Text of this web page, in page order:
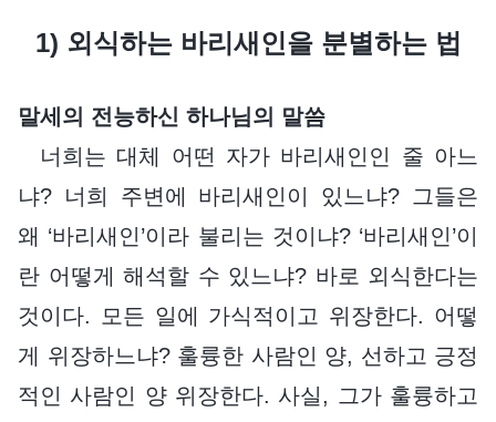
1) 외식하는 바리새인을 분별하는 법
말세의 전능하신 하나님의 말씀
너희는 대체 어떤 자가 바리새인인 줄 아느
냐? 너희 주변에 바리새인이 있느냐? 그들은
왜 ‘바리새인’이라 불리는 것이냐? ‘바리새인’이
란 어떻게 해석할 수 있느냐? 바로 외식한다는
것이다. 모든 일에 가식적이고 위장한다. 어떻
게 위장하느냐? 훌륭한 사람인 양, 선하고 긍정
적인 사람인 양 위장한다. 사실, 그가 훌륭하고